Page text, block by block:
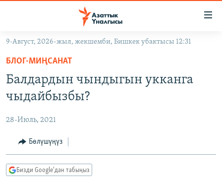
Навигацияга
өтүңүз
Издөөгө
салыңызКЫРГЫЗСТАН
ЭКОНОМИКА
МАДАНИЯТ
ДҮЙНӨ
БОРБОР АЗИЯ
АТАЙЫН ИЛИКТӨӨ
ТВ ПРОГРАММАЛАР
ЭКСПЕРТТЕР ТАЛДАЙТ
ӨЗГӨЧӨ ПИКИР
9-Август, 2026-жыл, жекшемби, Бишкек убактысы 12:31
БЛОГ-МИҢСАНАТ
Балдардын чындыгын укканга
чыдайбызбы?
28-Июль, 2021
Бөлүшүңүз
Бизди Google'дан табыңыз